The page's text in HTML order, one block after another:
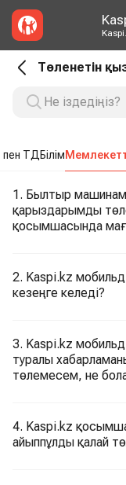
пен ТДБілім
1. Былтыр машинамды
қарыздарымды
қосымшасында
2. Kaspi.kz
кезеңге келеді?
3. Kaspi.kz
туралы
төлемесем, не
4. Kaspi.kz
айыппұлды қалай